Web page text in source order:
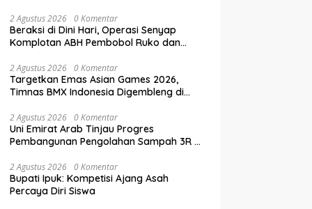
2 Agustus 2026 0 Komentar
Beraksi di Dini Hari, Operasi Senyap
Komplotan ABH Pembobol Ruko dan
Blambangan
2 Agustus 2026 0 Komentar
Targetkan Emas Asian Games 2026,
Timnas BMX Indonesia Digembleng di
2 Agustus 2026 0 Komentar
Uni Emirat Arab Tinjau Progres
Pembangunan Pengolahan Sampah 3R di
2 Agustus 2026 0 Komentar
Bupati Ipuk: Kompetisi Ajang Asah
Percaya Diri Siswa